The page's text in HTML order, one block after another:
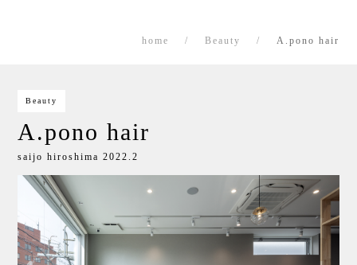
home Beauty A.pono hair
Beauty
A.pono hair
saijo hiroshima 2022.2